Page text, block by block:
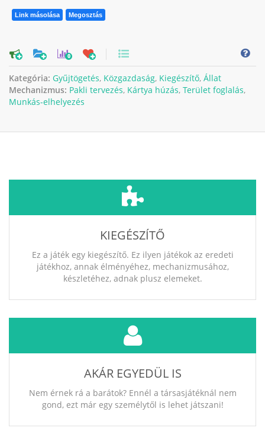
Link másolása Megosztás
0
Kategória: Gyűjtögetés, Közgazdaság, Kiegészítő, Állat
Mechanizmus: Pakli tervezés, Kártya húzás, Terület foglalás,
Munkás-elhelyezés
KIEGÉSZÍTŐ
Ez a játék egy kiegészítő. Ez ilyen játékok az eredeti
játékhoz, annak élményéhez, mechanizmusához,
készletéhez, adnak plusz elemeket.
AKÁR EGYEDÜL IS
Nem érnek rá a barátok? Ennél a társasjátéknál nem
gond, ezt már egy személytől is lehet játszani!